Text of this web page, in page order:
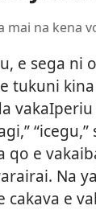
mai na kena
e sega ni
tukuni
qo e
Na
cakava e